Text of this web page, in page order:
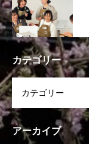
カテゴリー
アーカイブ